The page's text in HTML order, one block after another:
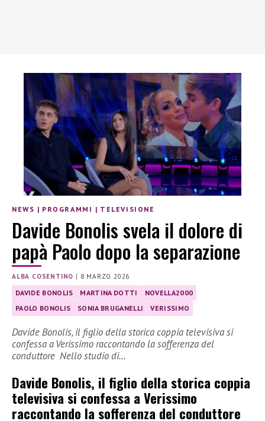
NEWS | PROGRAMMI | TELEVISIONE
Davide Bonolis svela il dolore di
papà Paolo dopo la separazione
ALBA COSENTINO | 8 MARZO 2026
DAVIDE BONOLIS MARTINA DOTTI
NOVELLA2000
PAOLO BONOLIS
SONIA BRUGANELLI VERISSIMO
Davide Bonolis, il figlio della storica coppia televisiva si
confessa a Verissimo raccontando la sofferenza del
conduttore Nello studio di…
Davide Bonolis, il figlio della storica coppia
televisiva si confessa a Verissimo
raccontando la sofferenza del conduttore